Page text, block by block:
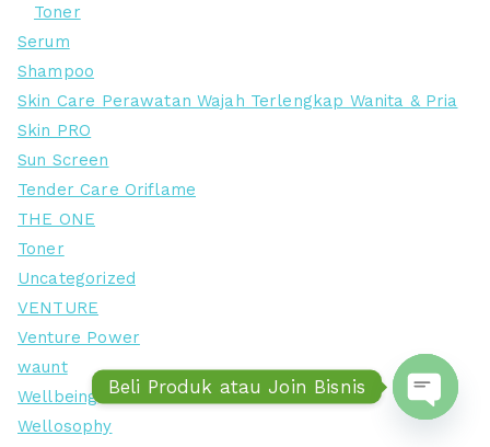
Toner
Serum
Shampoo
Skin Care Perawatan Wajah Terlengkap Wanita & Pria
Skin PRO
Sun Screen
Tender Care Oriflame
THE ONE
Toner
Uncategorized
VENTURE
Venture Power
waunt
Wellbeing
Wellosophy
Beli Produk atau Join Bisnis